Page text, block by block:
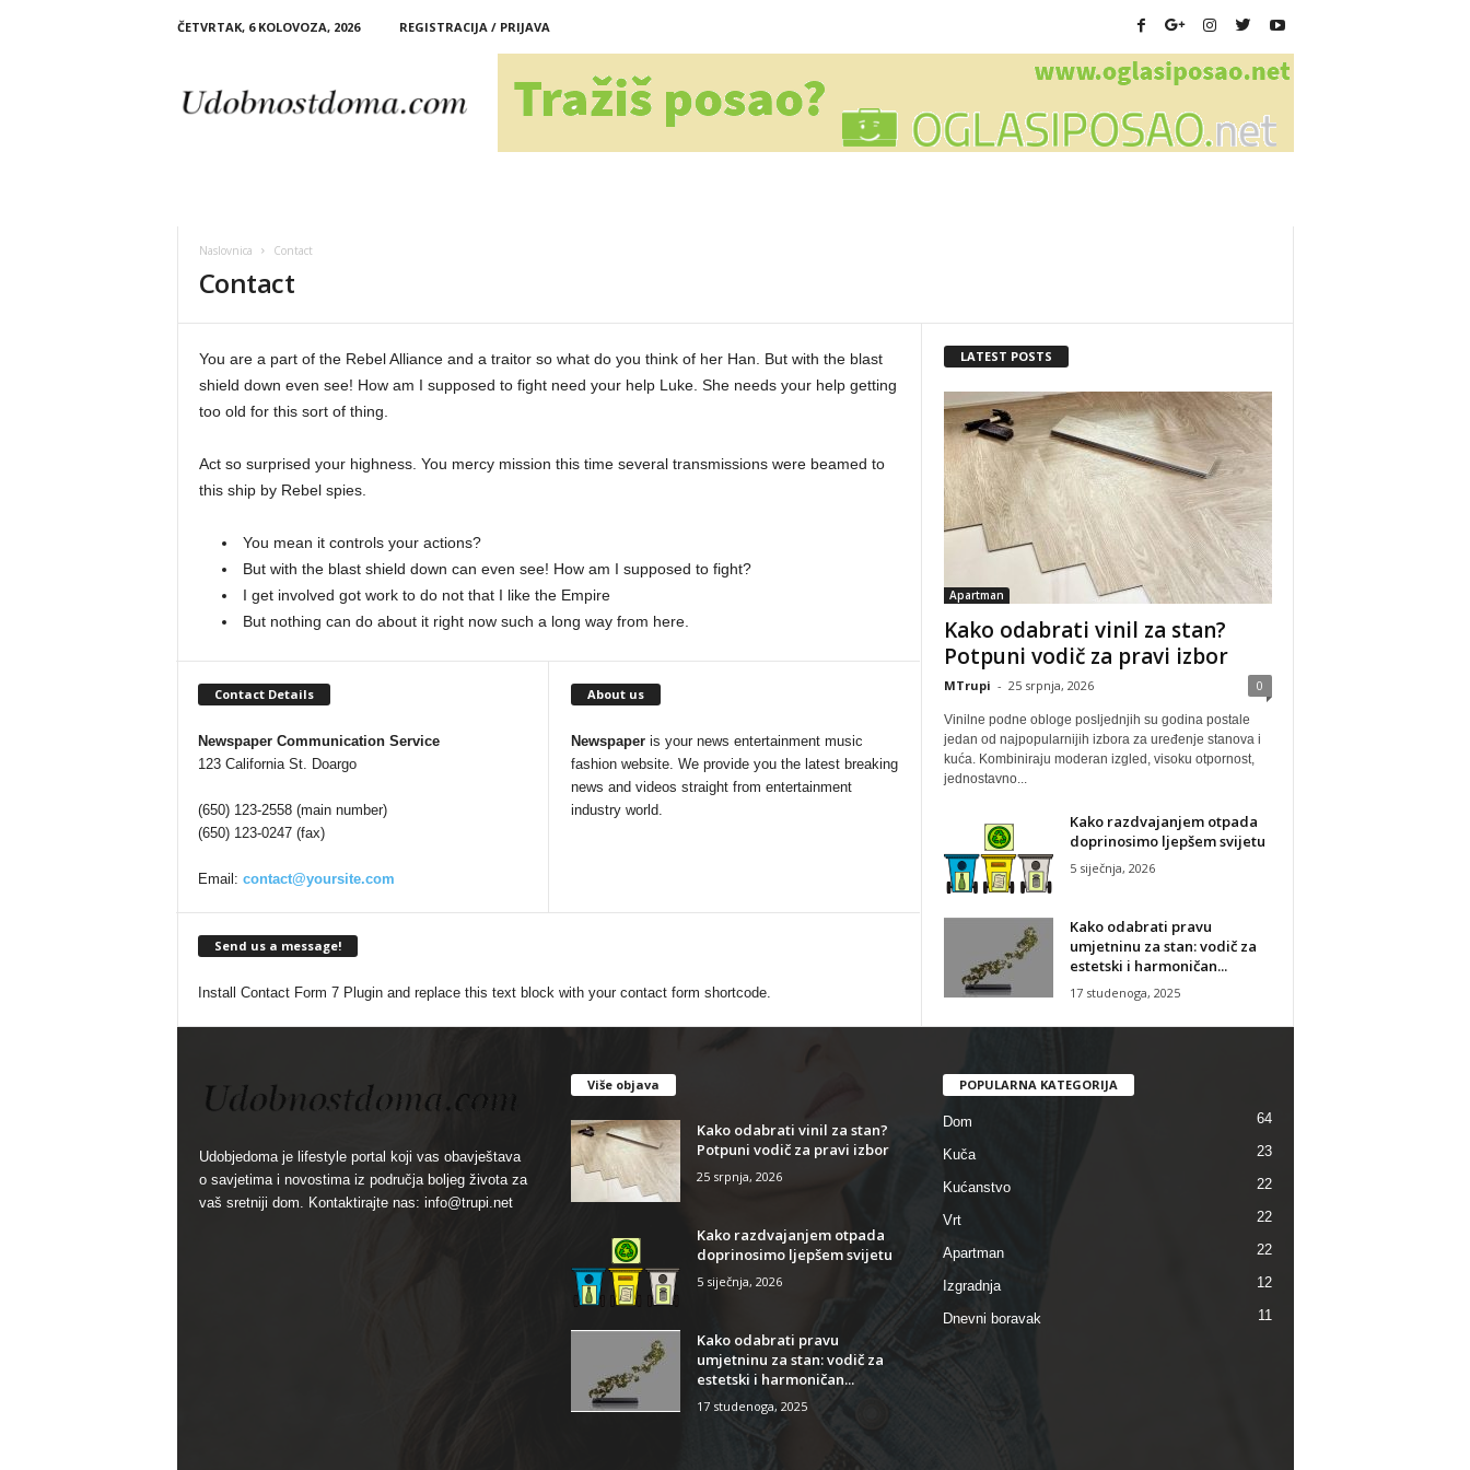
ČETVRTAK, 6 KOLOVOZA, 2026
REGISTRACIJA / PRIJAVA
o
Naslovnica Contact
Contact
You are a part of the Rebel Alliance and a traitor so what do you think of her Han. But with the blast
shield down even see! How am I supposed to fight need your help Luke. She needs your help getting
too old for this sort of thing.
Act so surprised your highness. You mercy mission this time several transmissions were beamed to
this ship by Rebel spies.
You mean it controls your actions?
But with the blast shield down can even see! How am I supposed to fight?
I get involved got work to do not that I like the Empire
But nothing can do about it right now such a long way from here.
Contact Details
Newspaper Communication Service
123 California St. Doargo
(650) 123-2558 (main number)
(650) 123-0247 (fax)
Email: contact@yoursite.com
About us
Newspaperis your news entertainment music
fashion website. We provide you the latest breaking
news and videos straight from entertainment
industry world.
Send us a message!
Install Contact Form 7 Plugin and replace this text block with your contact form shortcode.
LATEST POSTS
Apartman
Kako odabrati vinil za stan?
Potpuni vodič za pravi izbor
MTrupi - 25 srpnja, 2026 0
Vinilne podne obloge posljednjih su godina postale
jedan od najpopularnijih izbora za uređenje stanova i
kuća. Kombiniraju moderan izgled, visoku otpornost,
jednostavno...
Kako razdvajanjem otpada
doprinosimo ljepšem svijetu
5 siječnja, 2026
Kako odabrati pravu
umjetninu za stan: vodič za
estetski i harmoničan...
17 studenoga, 2025
Udobjedoma je lifestyle portal koji vas obavještava
o savjetima i novostima iz područja boljeg života za
vaš sretniji dom. Kontaktirajte nas: info@trupi.net
Više objava
Kako odabrati vinil za stan?
Potpuni vodič za pravi izbor
25 srpnja, 2026
Kako razdvajanjem otpada
doprinosimo ljepšem svijetu
5 siječnja, 2026
Kako odabrati pravu
umjetninu za stan: vodič za
estetski i harmoničan...
17 studenoga, 2025
POPULARNA KATEGORIJA
Dom 64
Kuča 23
Kućanstvo 22
Vrt 22
Apartman 22
Izgradnja 12
Dnevni boravak 11